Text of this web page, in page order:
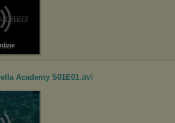
Academy S01E01.avi